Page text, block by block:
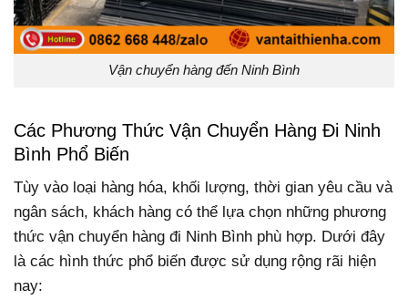
Vận chuyển hàng đến Ninh Bình
Các Phương Thức Vận Chuyển Hàng Đi Ninh
Bình Phổ Biến
Tùy vào loại hàng hóa, khối lượng, thời gian yêu cầu và
ngân sách, khách hàng có thể lựa chọn những phương
thức vận chuyển hàng đi Ninh Bình phù hợp. Dưới đây
là các hình thức phổ biến được sử dụng rộng rãi hiện
nay: